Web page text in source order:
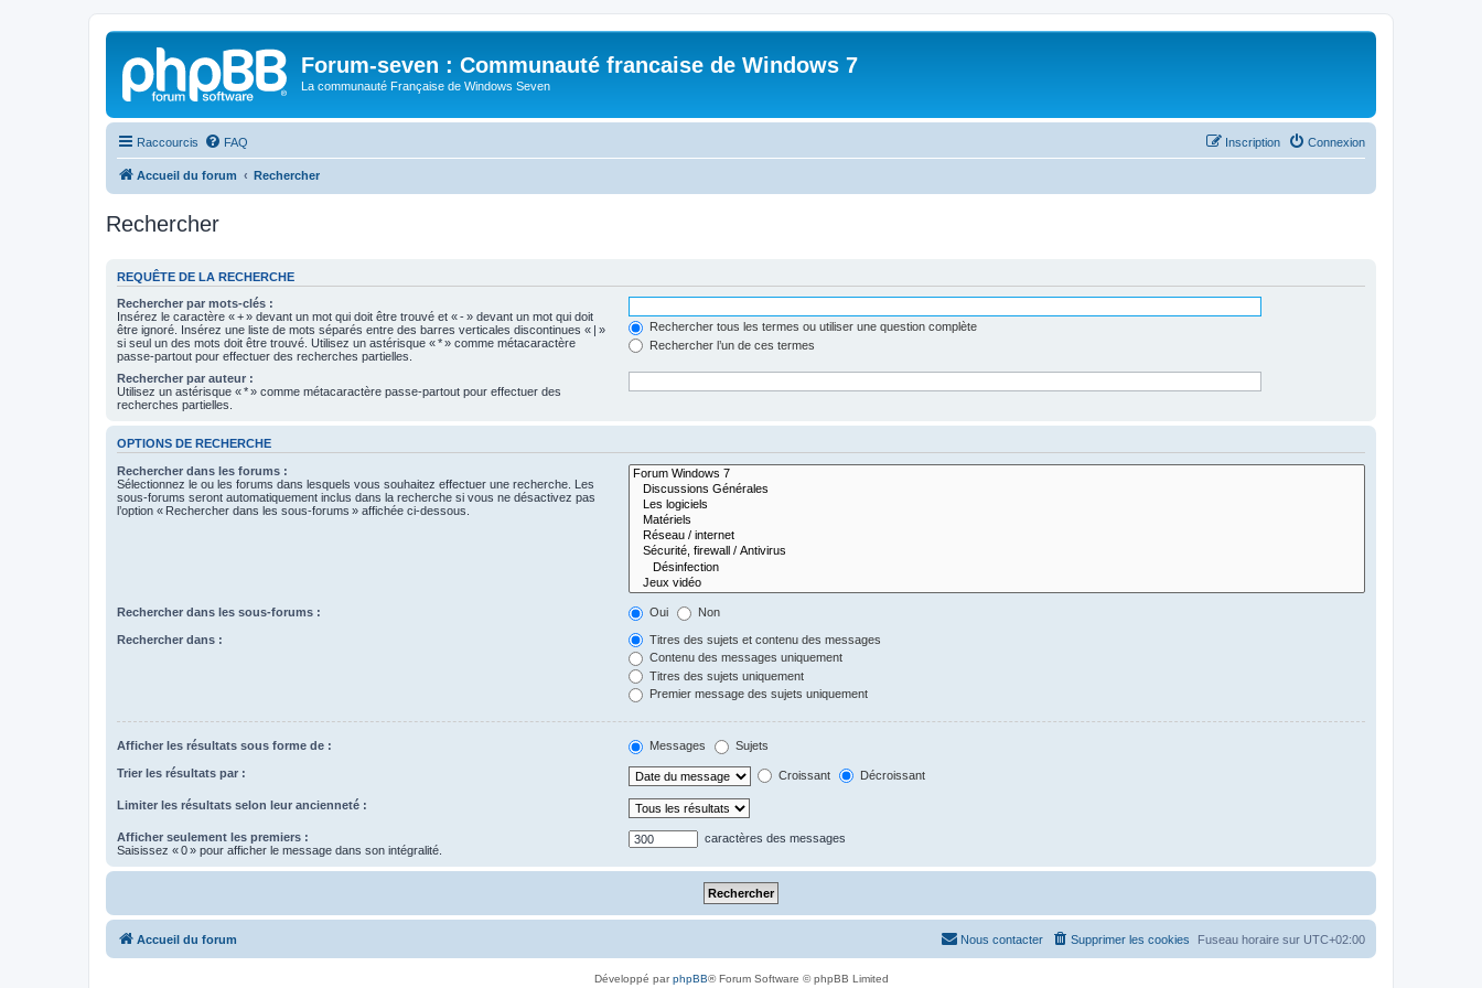
Forum-seven : Communauté francaise de Windows 7
La communauté Française de Windows Seven
Raccourcis FAQ Connexion
Inscription
Accueil du forum Rechercher
Rechercher
REQUÊTE DE LA RECHERCHE
Rechercher par mots-clés :
Insérez le caractère « + » devant un mot qui doit être trouvé et « - » devant un mot qui doit
être ignoré. Insérez une liste de mots séparés entre des barres verticales discontinues « | »
si seul un des mots doit être trouvé. Utilisez un astérisque « * » comme métacaractère
passe-partout pour effectuer des recherches partielles.
Rechercher tous les termes ou utiliser une question complète
Rechercher l’un de ces termes
Rechercher par auteur :
Utilisez un astérisque « * » comme métacaractère passe-partout pour effectuer des
recherches partielles.
OPTIONS DE RECHERCHE
Rechercher dans les forums :
Sélectionnez le ou les forums dans lesquels vous souhaitez effectuer une recherche. Les
sous-forums seront automatiquement inclus dans la recherche si vous ne désactivez pas
l’option « Rechercher dans les sous-forums » affichée ci-dessous.
Rechercher dans les sous-forums : Oui Non
Rechercher dans :
Titres des sujets et contenu des messages
Contenu des messages uniquement
Titres des sujets uniquement
Premier message des sujets uniquement
Afficher les résultats sous forme de : Messages Sujets
Trier les résultats par : Croissant Décroissant
Limiter les résultats selon leur ancienneté :
Afficher seulement les premiers :
Saisissez « 0 » pour afficher le message dans son intégralité.
caractères des messages
Accueil du forum Fuseau horaire sur UTC+02:00
Supprimer les cookies
Nous contacter
Développé parphpBB® Forum Software © phpBB Limited